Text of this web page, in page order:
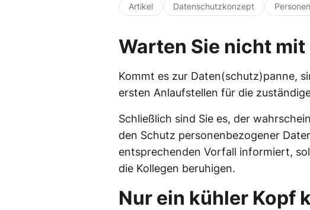
Artikel Datenschutzkonzept
Warten Sie nicht mit
Kommt es zur Daten(schutz)panne,
ersten Anlaufstellen für die
Schließlich sind Sie es, der
den Schutz personenbezogener
entsprechenden Vorfall informiert,
die Kollegen beruhigen.
Nur ein kühler Kopf